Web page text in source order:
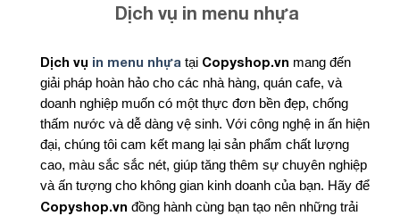
Dịch vụ in menu nhựa
Dịch vụ in menu nhựa tại Copyshop.vn mang đến
giải pháp hoàn hảo cho các nhà hàng, quán cafe, và
doanh nghiệp muốn có một thực đơn bền đẹp, chống
thấm nước và dễ dàng vệ sinh. Với công nghệ in ấn hiện
đại, chúng tôi cam kết mang lại sản phẩm chất lượng
cao, màu sắc sắc nét, giúp tăng thêm sự chuyên nghiệp
và ấn tượng cho không gian kinh doanh của bạn. Hãy để
Copyshop.vn đồng hành cùng bạn tạo nên những trải